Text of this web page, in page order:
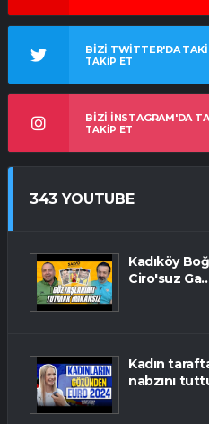
BİZİ TWİTTER'DA
TAKİP ET
BİZİ İNSTAGRAM'DA
TAKİP ET
343 YOUTUBE
Kadıköy
Ciro'suz
Kadın
nabzını